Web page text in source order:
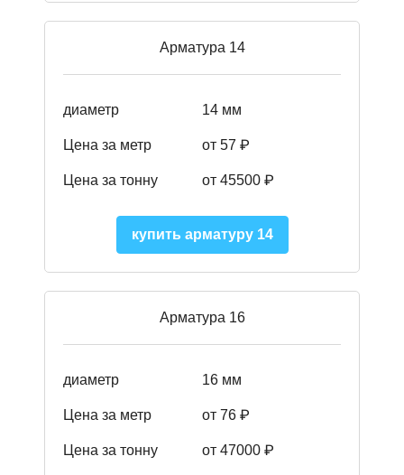
Арматура 14
диаметр 14 мм
Цена за метр от 57 ₽
Цена за тонну от 45500 ₽
купить арматуру 14
Арматура 16
диаметр 16 мм
Цена за метр от 76 ₽
Цена за тонну от 47000 ₽